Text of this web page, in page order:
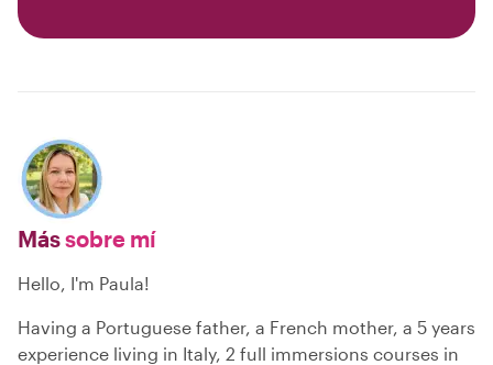
Mássobre mí
Hello, I'm Paula!
Having a Portuguese father, a French mother, a 5 years
experience living in Italy, 2 full immersions courses in